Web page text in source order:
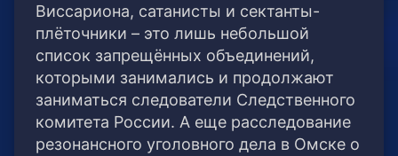
Виссариона, сатанисты и сектанты-
плёточники – это лишь небольшой
список запрещённых объединений,
которыми занимались и продолжают
заниматься следователи Следственного
комитета России. А еще расследование
резонансного уголовного дела в Омске о